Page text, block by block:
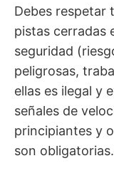
Debes respetar
pistas cerradas
seguridad
peligrosas,
ellas es ilegal y
señales de
principiantes y
son obligatorias.